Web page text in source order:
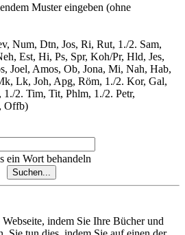
Muster eingeben (ohne
Num, Dtn, Jos, Ri, Rut, 1./2. Sam,
Est, Hi, Ps, Spr, Koh/Pr, Hld, Jes,
Joel, Amos, Ob, Jona, Mi, Nah, Hab,
Lk, Joh, Apg, Röm, 1./2. Kor, Gal,
2. Tim, Tit, Phlm, 1./2. Petr,
Offb)
ein Wort behandeln
indem Sie Ihre Bücher und